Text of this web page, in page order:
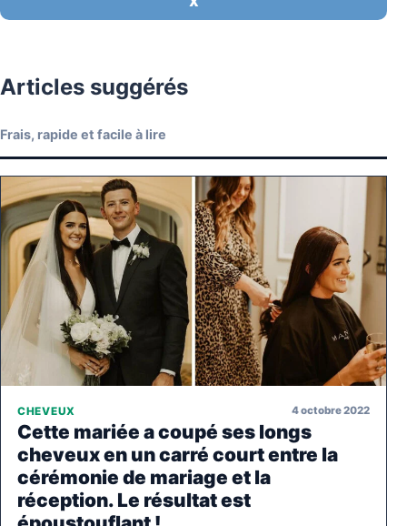
Articles suggérés
Frais, rapide et facile à lire
CHEVEUX 4 octobre 2022
Cette mariée a coupé ses longs
cheveux en un carré court entre la
cérémonie de mariage et la
réception. Le résultat est